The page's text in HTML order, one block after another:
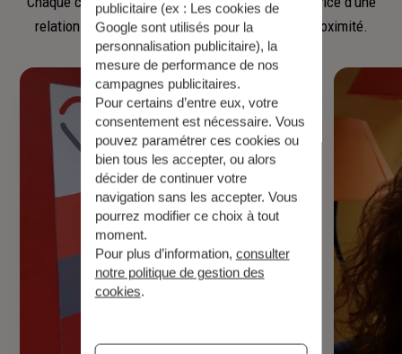
relation fondée sur l’écoute, la confiance et la proximité.
publicitaire (ex : Les cookies de
Google sont utilisés pour la
personnalisation publicitaire), la
mesure de performance de nos
campagnes publicitaires.
Pour certains d’entre eux, votre
consentement est nécessaire. Vous
pouvez paramétrer ces cookies ou
bien tous les accepter, ou alors
décider de continuer votre
navigation sans les accepter. Vous
pourrez modifier ce choix à tout
moment.
Pour plus d’information, consulter
notre politique de gestion des
cookies.